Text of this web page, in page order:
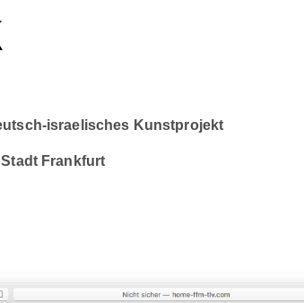
israelisches Kunstprojekt
Frankfurt